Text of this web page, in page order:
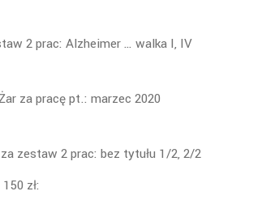
2 prac: Alzheimer … walka I, IV
za pracę pt.: marzec 2020
zestaw 2 prac: bez tytułu 1/2, 2/2
zł: